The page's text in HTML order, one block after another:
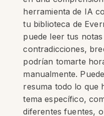
herramienta de IA
tu biblioteca de
puede leer tus
contradicciones,
podrían tomarte
manualmente.
resuma todo lo que
tema específico,
diferentes fuentes,